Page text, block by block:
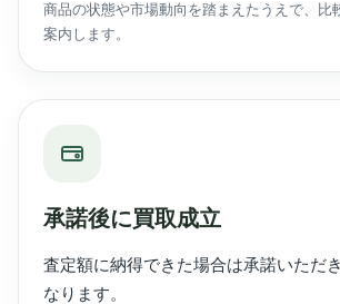
商品の状態や市場動向を踏まえたうえで、比
案内します。
承諾後に買取成立
査定額に納得できた場合は承諾いただ
なります。